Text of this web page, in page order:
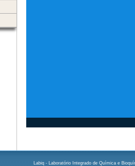
Labiq - Laboratório Integrado de Química e